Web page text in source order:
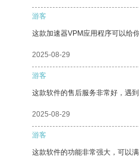
游客
这款加速器VPM应用程序可以给
2025-08-29
游客
这款软件的售后服务非常好，遇
2025-08-29
游客
这款软件的功能非常强大，可以